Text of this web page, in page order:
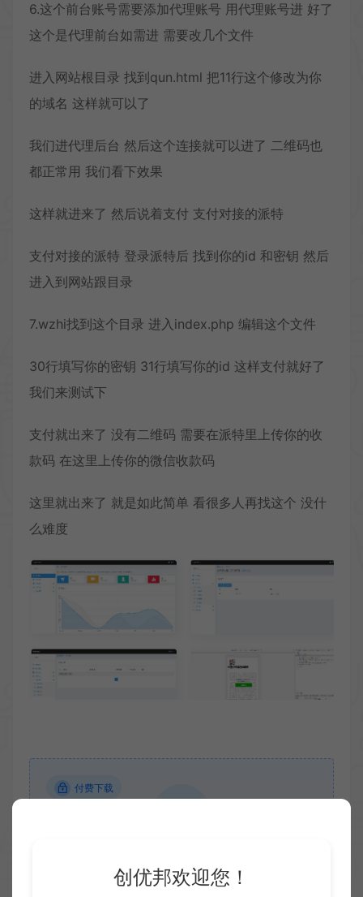
6.这个前台账号需要添加代理账号 用代理账号进 好了
这个是代理前台如需进 需要改几个文件
进入网站根目录 找到qun.html 把11行这个修改为你
的域名 这样就可以了
我们进代理后台 然后这个连接就可以进了 二维码也
都正常用 我们看下效果
这样就进来了 然后说着支付 支付对接的派特
支付对接的派特 登录派特后 找到你的id 和密钥 然后
进入到网站跟目录
7.wzhi找到这个目录 进入index.php 编辑这个文件
30行填写你的密钥 31行填写你的id 这样支付就好了
我们来测试下
支付就出来了 没有二维码 需要在派特里上传你的收
款码 在这里上传你的微信收款码
这里就出来了 就是如此简单 看很多人再找这个 没什
么难度
付费下载
VIP折扣
创优邦欢迎您！